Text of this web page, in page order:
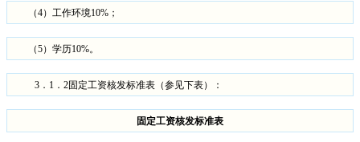
（4）工作环境10% ；
（5）学历10%。
3 ． 1 ． 2固定工资核发标准表（参见下表）：
固定工资核发标准表